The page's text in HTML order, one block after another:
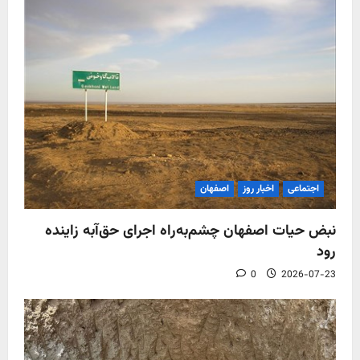
اجتماعی اخبار روز اصفهان
نبض حیات اصفهان چشم‌به‌راه اجرای حق‌آبه زاینده
رود
2026-07-23
0